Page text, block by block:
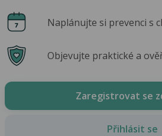
Naplánujte si prevenci s
Objevujte praktické a
Zaregistrovat se
Přihlásit se